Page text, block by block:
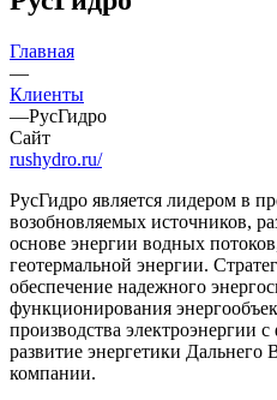
Главная
—
Клиенты
—РусГидро
Сайт
rushydro.ru/
РусГидро является лидером в
возобновляемых источников,
основе энергии водных
геотермальной энергии.
обеспечение надежного
функционирования
производства электроэнергии
развитие энергетики Дальнего
компании.